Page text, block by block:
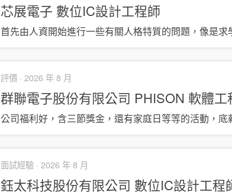
芯展電子 數位IC設計工程師
首先由人資開始進行一些有關人格特質的問題，像是求
評價 · 2026 年 8 月
群聯電子股份有限公司 PHISON 軟體工
公司福利好，含三節獎金，還有家庭日等等的活動，底
面試經驗 · 2026 年 8 月
鈺太科技股份有限公司 數位IC設計工程